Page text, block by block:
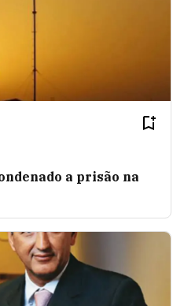
a prisão na